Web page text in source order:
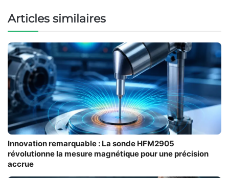
Articles similaires
Innovation remarquable : La sonde HFM2905
révolutionne la mesure magnétique pour une précision
accrue